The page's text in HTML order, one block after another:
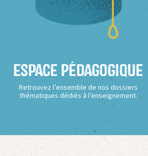
Espace Pédagogique
Retrouvez l’ensemble de nos dossiers
thématiques dédiés à l’enseignement.